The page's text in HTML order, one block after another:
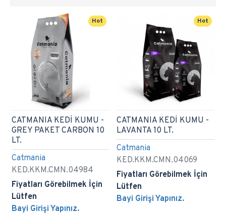
Hot
Catmania
KED.KKM.CMN.04984
CATMANIA KEDİ KUMU -
GREY PAKET CARBON 10
LT.
Fiyatları Görebilmek İçin
Lütfen
Bayi Girişi Yapınız.
Hot
Catmania
KED.KKM.CMN.04069
CATMANIA KEDİ KUMU -
LAVANTA 10 LT.
Fiyatları Görebilmek İçin
Lütfen
Bayi Girişi Yapınız.